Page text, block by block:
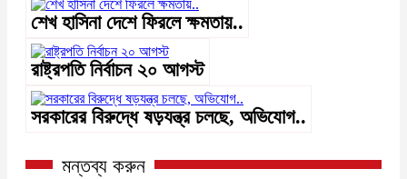
শেখ হাসিনা দেশে ফিরলে ক্ষমতায়..
রাষ্ট্রপতি নির্বাচন ২০ আগস্ট
সরকারের বিরুদ্ধে ষড়যন্ত্র চলছে, অভিযোগ..
মন্তব্য করুন